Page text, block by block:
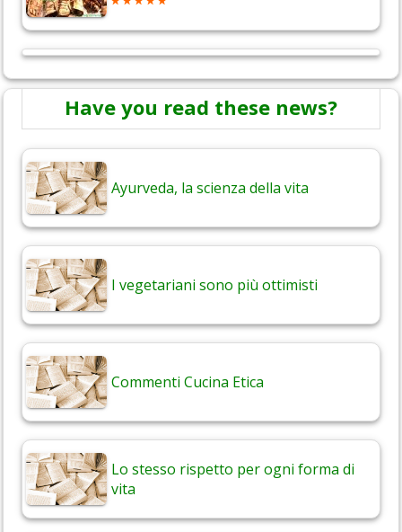
Have you read these news?
Ayurveda, la scienza della vita
I vegetariani sono più ottimisti
Commenti Cucina Etica
Lo stesso rispetto per ogni forma di
vita